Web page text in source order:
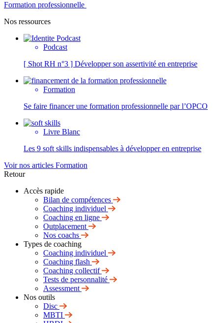
Formation professionnelle
Nos ressources
Podcast
[ Shot RH n°3 ] Développer son assertivité en entreprise
Formation
Se faire financer une formation professionnelle par l’OPCO
Livre Blanc
Les 9 soft skills indispensables à développer en entreprise
Voir nos articles Formation
Retour
Accès rapide
Bilan de compétences
Coaching individuel
Coaching en ligne
Outplacement
Nos coachs
Types de coaching
Coaching individuel
Coaching flash
Coaching collectif
Tests de personnalité
Assessment
Nos outils
Disc
MBTI